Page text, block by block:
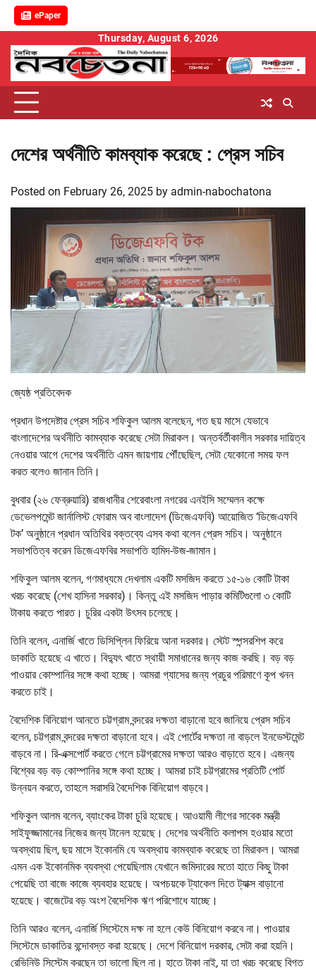
ePaper
content
Thursday, August 6, 2026
দেশের অর্থনীতি কামব্যাক করেছে : প্রেস সচিব
Posted on February 26, 2025 by admin-nabochatona
জ্যেষ্ঠ প্রতিবেদক
প্রধান উপদেষ্টার প্রেস সচিব শফিকুল আলম বলেছেন, গত ছয় মাসে যেভাবে
বাংলাদেশের অর্থনীতি কামব্যাক করেছে সেটা মিরাকল। অন্তর্বর্তীকালীন সরকার দায়িত্ব
নেওয়ার আগে দেশের অর্থনীতি এমন জায়গায় পৌঁছেছিল, সেটা যেকোনো সময় ফল
করত বলেও জানান তিনি।
বুধবার (২৬ ফেব্রুয়ারি) রাজধানীর শেরেবাংলা নগরের এনইসি সম্মেলন কক্ষে
ডেভেলপমেন্ট জার্নালিস্ট ফোরাম অব বাংলাদেশ (ডিজেএফবি) আয়োজিত ‘ডিজেএফবি
টক’ অনুষ্ঠানে প্রধান অতিথির বক্তব্যে এসব কথা বলেন প্রেস সচিব। অনুষ্ঠানে
সভাপতিত্ব করেন ডিজেএফবির সভাপতি হামিদ-উজ-জামান।
শফিকুল আলম বলেন, গণমাধ্যমে দেখলাম একটি মসজিদ করতে ১৫-১৬ কোটি টাকা
খরচ করেছে (শেখ হাসিনা সরকার)। কিন্তু এই মসজিদ পাড়ার কমিটিগুলো ৩ কোটি
টাকায় করতে পারত। চুরির একটা উৎসব চলেছে।
তিনি বলেন, এনার্জি খাতে ডিসিপ্লিন ফিরিয়ে আনা দরকার। স্টেট স্পন্সরশিপ করে
ডাকাতি হয়েছে এ খাতে। বিদ্যুৎ খাতে স্থায়ী সমাধানের জন্য কাজ করছি। বড় বড়
পাওয়ার কোম্পানির সঙ্গে কথা হচ্ছে। আমরা গ্যাসের জন্য প্রচুর পরিমাণে কূপ খনন
করতে চাই।
বৈদেশিক বিনিয়োগ আনতে চট্টগ্রাম বন্দরের দক্ষতা বাড়ানো হবে জানিয়ে প্রেস সচিব
বলেন, চট্টগ্রাম বন্দরের দক্ষতা বাড়ানো হবে। এই পোর্টের দক্ষতা না বাড়লে ইনভেস্টমেন্ট
বাড়বে না। রি-এক্সপোর্ট করতে গেলে চট্টগ্রামের দক্ষতা আরও বাড়াতে হবে। এজন্য
বিশ্বের বড় বড় কোম্পানির সঙ্গে কথা হচ্ছে। আমরা চাই চট্টগ্রামের প্রতিটি পোর্ট
উন্নয়ন করতে, তাহলে সরাসরি বৈদেশিক বিনিয়োগ বাড়বে।
শফিকুল আলম বলেন, ব্যাংকের টাকা চুরি হয়েছে। আওয়ামী লীগের সাবেক মন্ত্রী
সাইফুজ্জামানের নিজের জন্য টানেল হয়েছে। দেশের অর্থনীতি কলাপস হওয়ার মতো
অবস্থায় ছিল, ছয় মাসে ইকোনমি যে অবস্থায় কামব্যাক করেছে তা মিরাকল। আমরা
এমন এক ইকোনমিক ব্যবস্থা পেয়েছিলাম যেখানে জমিদারের মতো হাতে কিছু টাকা
পেয়েছি তা বাজে কাজে ব্যবহার হয়েছে। অপচয়কে ট্যাকেল দিতে ট্যাক্স বাড়ানো
হয়েছে। বাজেটের বড় অংশ বৈদেশিক ঋণ পরিশোধে যাচ্ছে।
তিনি আরও বলেন, এনার্জি সিস্টেমে দক্ষ না হলে কেউ বিনিয়োগ করবে না। পাওয়ার
সিস্টেমে ডাকাতির বন্দোবস্ত করা হয়েছে। দেশে বিনিয়োগ দরকার, সেটা করা হয়নি।
রেভিনিউ সিস্টেম করছেন তা ভালো ছিল না। হাতে টাকা নাই, যা তা খরচ করেছে বিগত